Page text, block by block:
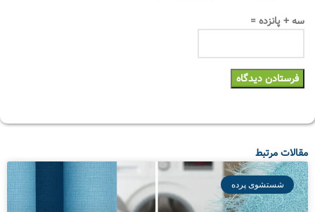
سه + پانزده =
مقالات مرتبط
شستشوی پرده